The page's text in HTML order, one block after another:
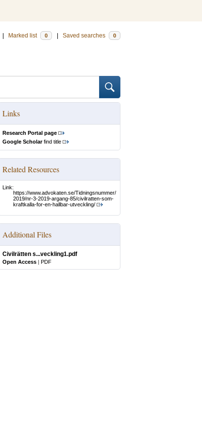
Marked list 0 Saved searches 0
Links
Research Portal page
Google Scholarfind title
Related Resources
Link:
https://www.advokaten.se/Tidningsnummer/
2019/nr-3-2019-argang-85/civilratten-som-
kraftkalla-for-en-hallbar-utveckling/
Additional Files
Civilrätten s...veckling1.pdf
Open Access PDF